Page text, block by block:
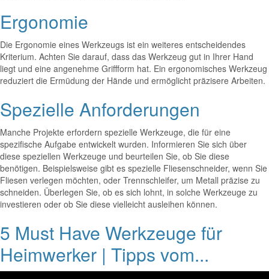
Ergonomie
Die Ergonomie eines Werkzeugs ist ein weiteres entscheidendes
Kriterium. Achten Sie darauf, dass das Werkzeug gut in Ihrer Hand
liegt und eine angenehme Griffform hat. Ein ergonomisches Werkzeug
reduziert die Ermüdung der Hände und ermöglicht präzisere Arbeiten.
Spezielle Anforderungen
Manche Projekte erfordern spezielle Werkzeuge, die für eine
spezifische Aufgabe entwickelt wurden. Informieren Sie sich über
diese speziellen Werkzeuge und beurteilen Sie, ob Sie diese
benötigen. Beispielsweise gibt es spezielle Fliesenschneider, wenn Sie
Fliesen verlegen möchten, oder Trennschleifer, um Metall präzise zu
schneiden. Überlegen Sie, ob es sich lohnt, in solche Werkzeuge zu
investieren oder ob Sie diese vielleicht ausleihen können.
5 Must Have Werkzeuge für
Heimwerker | Tipps vom...